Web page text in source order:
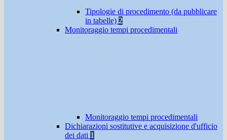
Tipologie di procedimento (da pubblicare
in tabelle) 2
Monitoraggio tempi procedimentali
Monitoraggio tempi procedimentali
Dichiarazioni sostitutive e acquisizione d'ufficio
dei dati 1